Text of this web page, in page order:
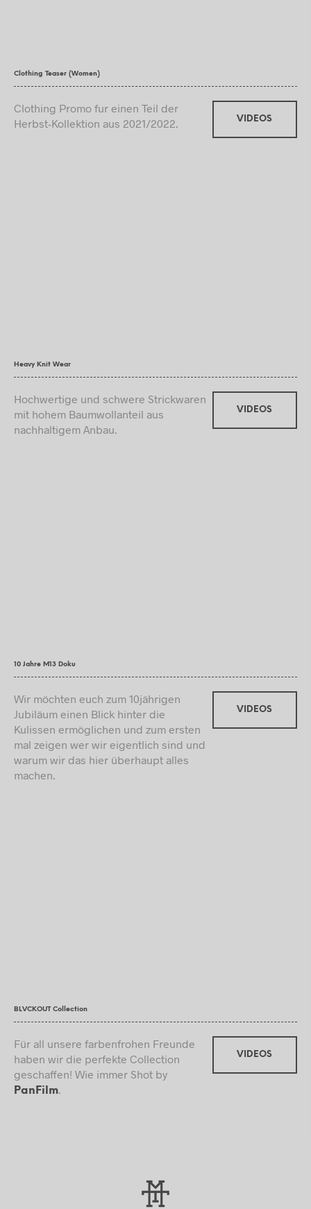
Clothing Teaser (Women)
Clothing Promo fur einen Teil der
Herbst-Kollektion aus 2021/2022.
VIDEOS
Heavy Knit Wear
Hochwertige und schwere Strickwaren
mit hohem Baumwollanteil aus
nachhaltigem Anbau.
VIDEOS
10 Jahre M13 Doku
Wir möchten euch zum 10jährigen
Jubiläum einen Blick hinter die
Kulissen ermöglichen und zum ersten
mal zeigen wer wir eigentlich sind und
warum wir das hier überhaupt alles
machen.
VIDEOS
BLVCKOUT Collection
Für all unsere farbenfrohen Freunde
haben wir die perfekte Collection
geschaffen! Wie immer Shot by
PanFilm.
VIDEOS